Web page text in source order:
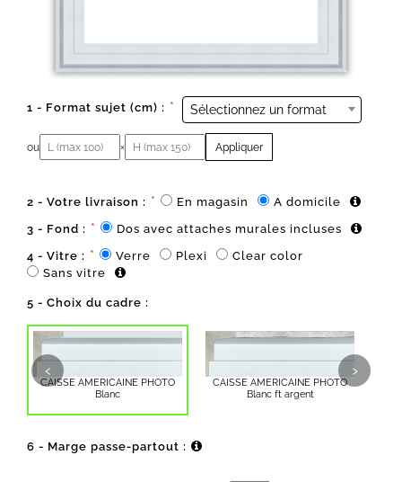
1 - Format sujet (cm) : * Sélectionnez un format
ou
Largeur (cm) ×
Hauteur (cm) Appliquer
2 - Votre livraison : * En magasin
A domicile
3 - Fond : *
Dos avec attaches murales incluses
4 - Vitre : * Verre Plexi
Clear color
Sans vitre
5 - Choix du cadre :
‹
CAISSE AMERICAINE PHOTO
Blanc
CAISSE AMERICAINE PHOTO
Blanc ft argent
›
6 - Marge passe-partout :